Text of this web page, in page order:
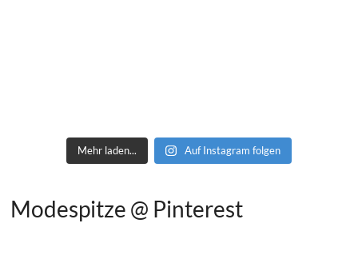
Mehr laden... Auf Instagram folgen
Modespitze @ Pinterest